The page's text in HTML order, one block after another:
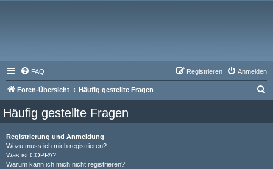
FAQ Anmelden
Registrieren
Foren-Übersicht Häufig gestellte Fragen
Häufig gestellte Fragen
Registrierung und Anmeldung
Wozu muss ich mich registrieren?
Was ist COPPA?
Warum kann ich mich nicht registrieren?